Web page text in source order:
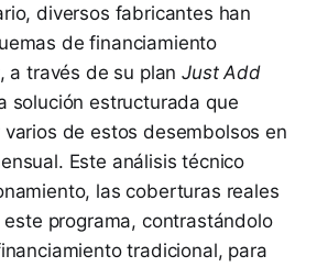
diversos fabricantes han
de financiamiento
a través de su planJust Add
solución estructurada que
de estos desembolsos en
Este análisis técnico
las coberturas reales
programa, contrastándolo
tradicional, para